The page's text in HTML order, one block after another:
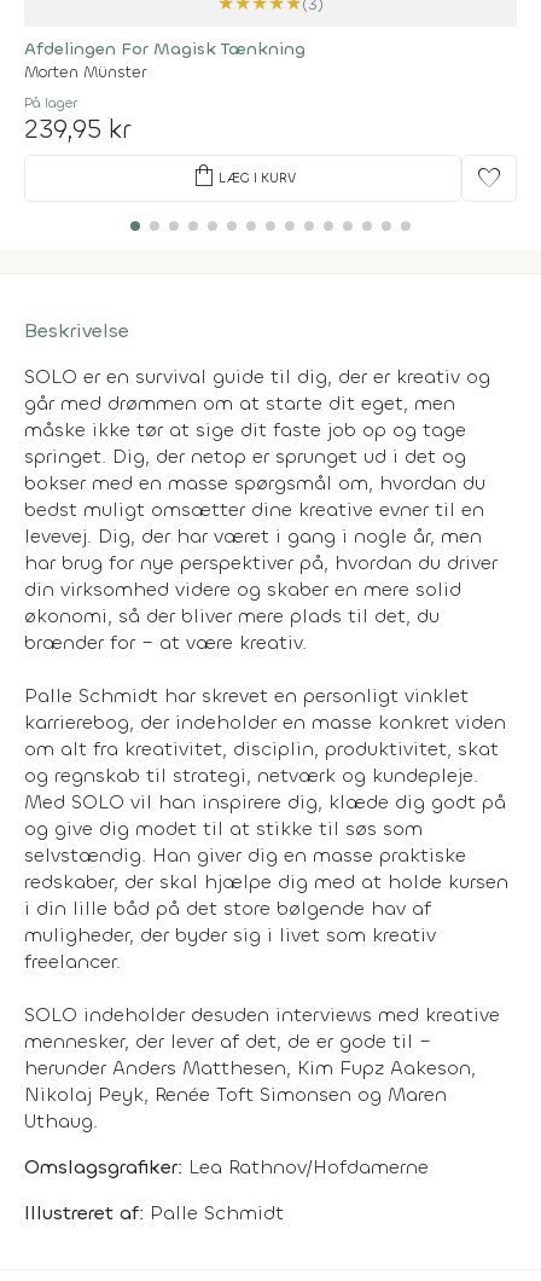
Afdelingen For Magisk Tænkning
Morten Münster
På lager
239,95 kr
shopping_bag LÆG I KURV favorite
Beskrivelse
SOLO er en survival guide til dig, der er kreativ og
går med drømmen om at starte dit eget, men
måske ikke tør at sige dit faste job op og tage
springet. Dig, der netop er sprunget ud i det og
bokser med en masse spørgsmål om, hvordan du
bedst muligt omsætter dine kreative evner til en
levevej. Dig, der har været i gang i nogle år, men
har brug for nye perspektiver på, hvordan du driver
din virksomhed videre og skaber en mere solid
økonomi, så der bliver mere plads til det, du
brænder for – at være kreativ.
Palle Schmidt har skrevet en personligt vinklet
karrierebog, der indeholder en masse konkret viden
om alt fra kreativitet, disciplin, produktivitet, skat
og regnskab til strategi, netværk og kundepleje.
Med SOLO vil han inspirere dig, klæde dig godt på
og give dig modet til at stikke til søs som
selvstændig. Han giver dig en masse praktiske
redskaber, der skal hjælpe dig med at holde kursen
i din lille båd på det store bølgende hav af
muligheder, der byder sig i livet som kreativ
freelancer.
SOLO indeholder desuden interviews med kreative
mennesker, der lever af det, de er gode til –
herunder Anders Matthesen, Kim Fupz Aakeson,
Nikolaj Peyk, Renée Toft Simonsen og Maren
Uthaug.
Omslagsgrafiker: Lea Rathnov/Hofdamerne
Illustreret af: Palle Schmidt